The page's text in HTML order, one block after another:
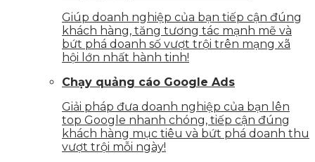
Giúp doanh nghiệp của bạn tiếp cận đúng
khách hàng, tăng tương tác mạnh mẽ và
bứt phá doanh số vượt trội trên mạng xã
hội lớn nhất hành tinh!
Chạy quảng cáo Google Ads
Giải pháp đưa doanh nghiệp của bạn lên
top Google nhanh chóng, tiếp cận đúng
khách hàng mục tiêu và bứt phá doanh thu
vượt trội mỗi ngày!